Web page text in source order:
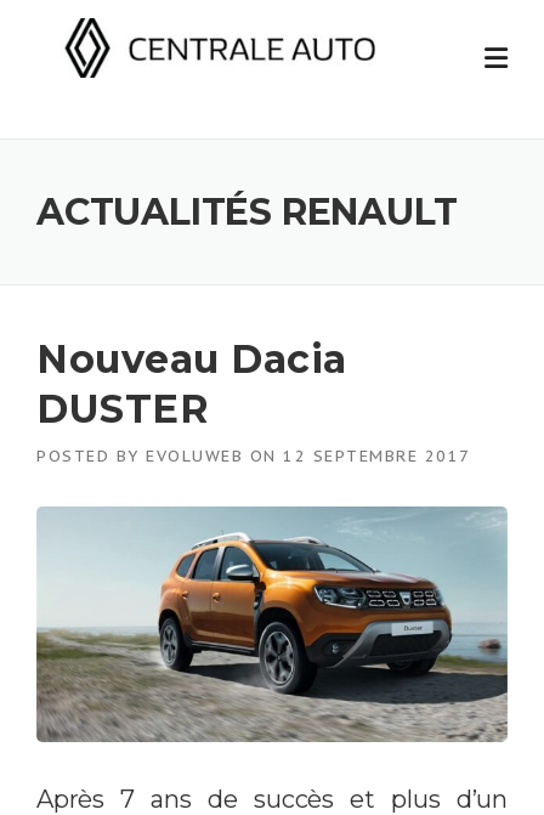
ACTUALITÉS RENAULT
Nouveau Dacia
DUSTER
POSTED BY EVOLUWEB ON 12 SEPTEMBRE 2017
Après 7 ans de succès et plus d’un